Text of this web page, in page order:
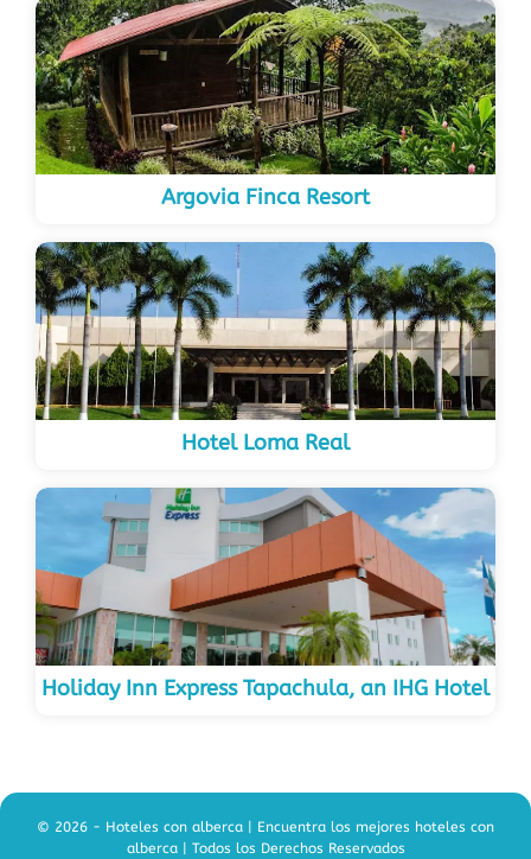
Argovia Finca Resort
Hotel Loma Real
Holiday Inn Express Tapachula, an IHG Hotel
© 2026 - Hoteles con alberca | Encuentra los mejores hoteles con
alberca | Todos los Derechos Reservados